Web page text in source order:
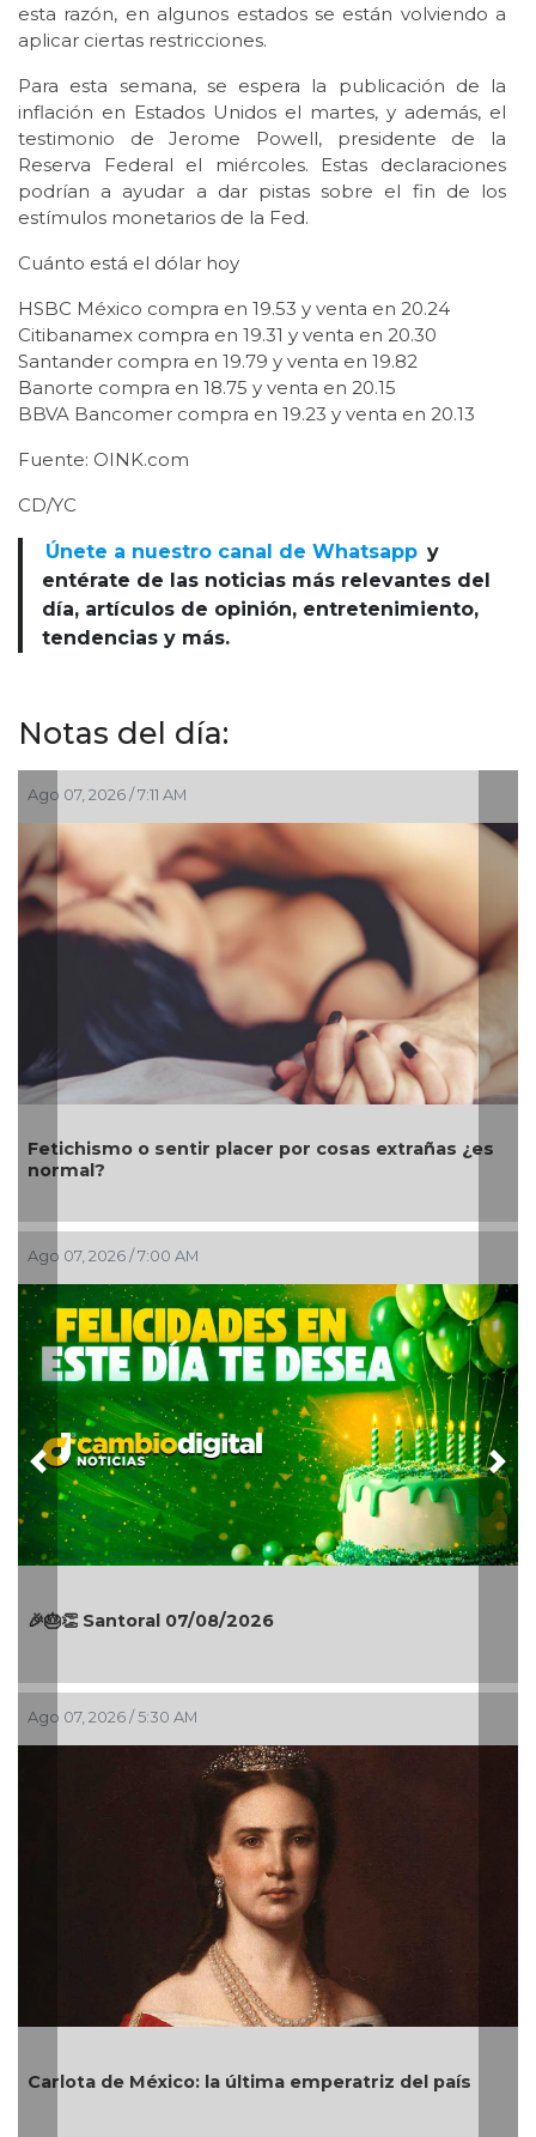
esta razón, en algunos estados se están volviendo a
aplicar ciertas restricciones.
Para esta semana, se espera la publicación de la
inflación en Estados Unidos el martes, y además, el
testimonio de Jerome Powell, presidente de la
Reserva Federal el miércoles. Estas declaraciones
podrían a ayudar a dar pistas sobre el fin de los
estímulos monetarios de la Fed.
Cuánto está el dólar hoy
HSBC México compra en 19.53 y venta en 20.24
Citibanamex compra en 19.31 y venta en 20.30
Santander compra en 19.79 y venta en 19.82
Banorte compra en 18.75 y venta en 20.15
BBVA Bancomer compra en 19.23 y venta en 20.13
Fuente: OINK.com
CD/YC
Únete a nuestro canal de Whatsapp y
entérate de las noticias más relevantes del
día, artículos de opinión, entretenimiento,
tendencias y más.
Notas del día:
por cosas extrañas ¿es
emperatriz del país
Día Mundial de los
Ago 06, 2026 / 11:15 PM
Previous